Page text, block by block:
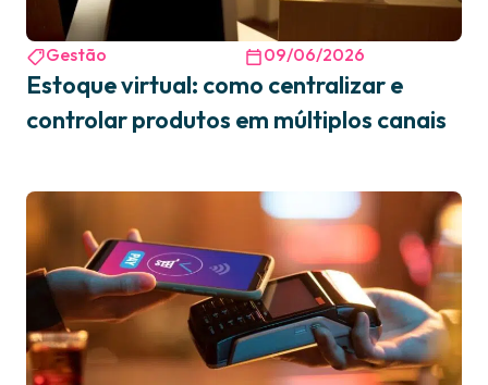
Gestão 09/06/2026
Estoque virtual: como centralizar e
controlar produtos em múltiplos canais